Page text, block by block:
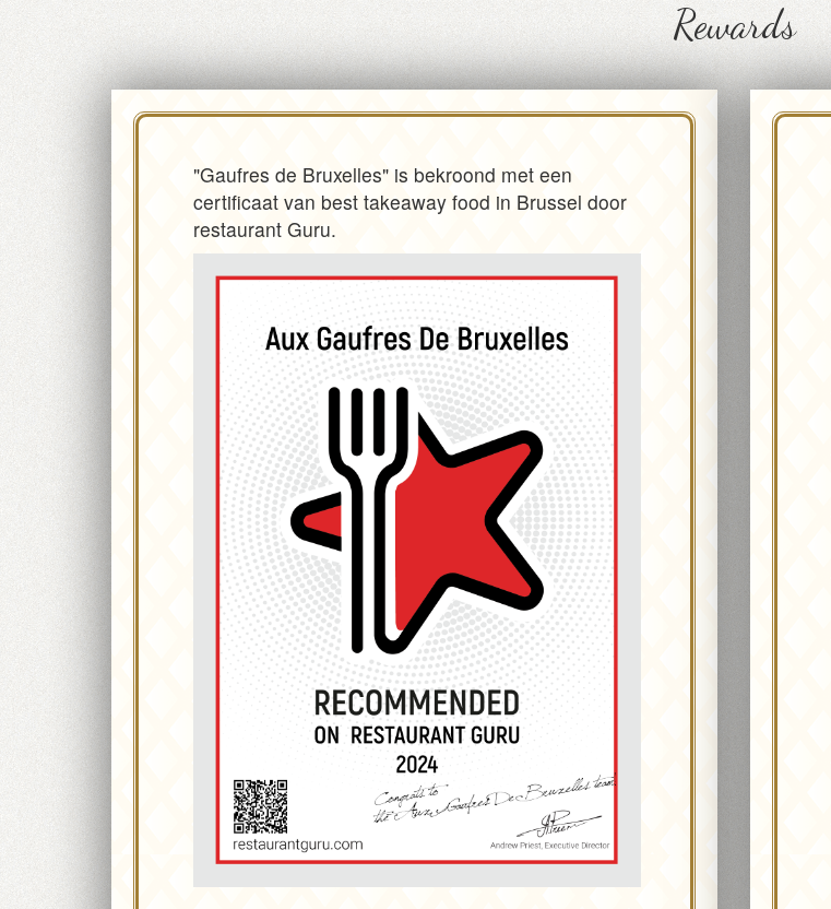
Rewards
"Gaufres de Bruxelles" is bekroond met een
certificaat van best takeaway food in Brussel door
restaurant Guru.